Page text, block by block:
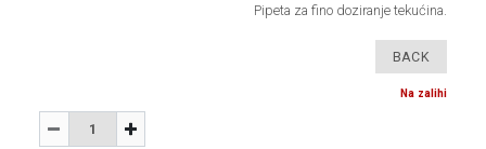
Pipeta za fino doziranje tekućina.
Na zalihi
-
Količina +